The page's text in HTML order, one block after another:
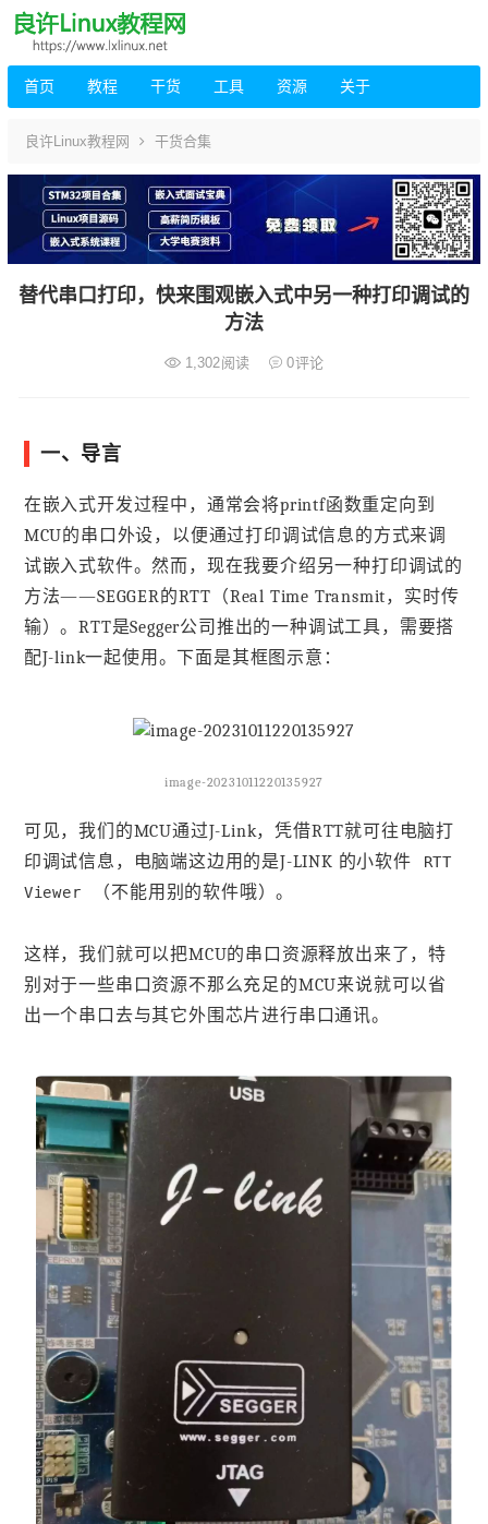
首页 教程 干货 工具 资源 关于
良许Linux教程网 干货合集
替代串口打印，快来围观嵌入式中另一种打印调试的
方法
1,302阅读 0评论
一、导言
在嵌入式开发过程中，通常会将printf函数重定向到
MCU的串口外设，以便通过打印调试信息的方式来调
试嵌入式软件。然而，现在我要介绍另一种打印调试的
方法——SEGGER的RTT（Real Time Transmit，实时传
输）。RTT是Segger公司推出的一种调试工具，需要搭
配J-link一起使用。下面是其框图示意：
image-20231011220135927
可见，我们的MCU通过J-Link，凭借RTT就可往电脑打
印调试信息，电脑端这边用的是J-LINK 的小软件
RTT
Viewer
（不能用别的软件哦）。
这样，我们就可以把MCU的串口资源释放出来了，特
别对于一些串口资源不那么充足的MCU来说就可以省
出一个串口去与其它外围芯片进行串口通讯。